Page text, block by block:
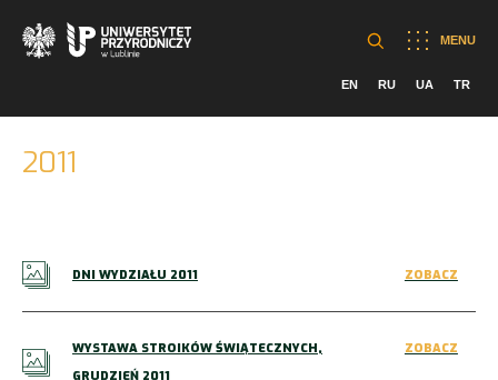
MENU
EN RU UA TR
2011
DNI WYDZIAŁU 2011 ZOBACZ
WYSTAWA STROIKÓW ŚWIĄTECZNYCH,
GRUDZIEŃ 2011
ZOBACZ